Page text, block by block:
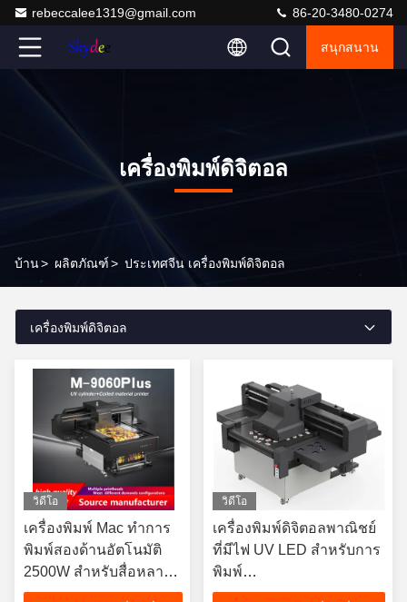
rebeccalee1319@gmail.com 86-20-3480-0274
สนุกสนาน
เครื่องพิมพ์ดิจิตอล
บ้าน> ผลิตภัณฑ์> ประเทศจีน เครื่องพิมพ์ดิจิตอล
เครื่องพิมพ์ดิจิตอล
วิดีโอ
เครื่องพิมพ์ Mac ทําการ
พิมพ์สองด้านอัตโนมัติ
2500W สําหรับสื่อหลาย
ตัว
วิดีโอ
เครื่องพิมพ์ดิจิตอลพาณิชย์
ที่มีไฟ UV LED สําหรับการ
พิมพ์
TIFF/JPG/EPS/PDF/BMP